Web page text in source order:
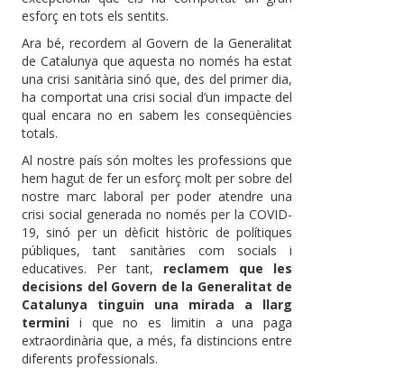
esforç en tots els sentits.
Ara bé, recordem al Govern de la Generalitat
de Catalunya que aquesta no només ha estat
una crisi sanitària sinó que, des del primer dia,
ha comportat una crisi social d’un impacte del
qual encara no en sabem les conseqüències
totals.
Al nostre país són moltes les professions que
hem hagut de fer un esforç molt per sobre del
nostre marc laboral per poder atendre una
crisi social generada no només per la COVID-
19, sinó per un dèficit històric de polítiques
públiques, tant sanitàries com socials i
educatives. Per tant, reclamem que les
decisions del Govern de la Generalitat de
Catalunya tinguin una mirada a llarg
termini i que no es limitin a una paga
extraordinària que, a més, fa distincions entre
diferents professionals.